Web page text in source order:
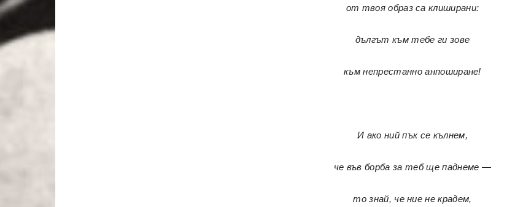
от твоя образ са клиширани:
дългът към тебе ги зове
към непрестанно анпоширане!
И ако ний пък се кълнем,
че във борба за теб ще паднеме —
то знай, че ние не крадем,